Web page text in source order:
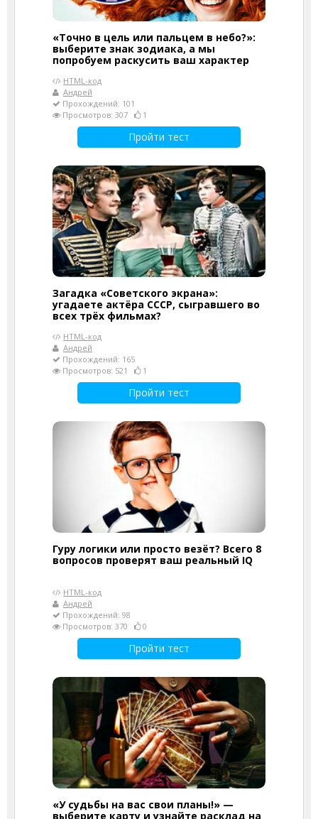
«Точно в цель или пальцем в небо?»:
выберите знак зодиака, а мы
попробуем раскусить ваш характер
HTML-код
Андрей
Прохождений: 101
Просмотров: 307
1
Пройти тест
Загадка «Советского экрана»:
угадаете актёра СССР, сыгравшего во
всех трёх фильмах?
HTML-код
Андрей
Прохождений: 165
Просмотров: 521
1
Пройти тест
Гуру логики или просто везёт? Всего 8
вопросов проверят ваш реальный IQ
HTML-код
Андрей
Прохождений: 98
Просмотров: 370
0
Пройти тест
«У судьбы на вас свои планы!» —
выберите карту и узнайте расклад на